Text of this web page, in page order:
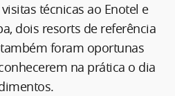
técnicas ao Enotel e
dois resorts de referência
foram oportunas
na prática o dia